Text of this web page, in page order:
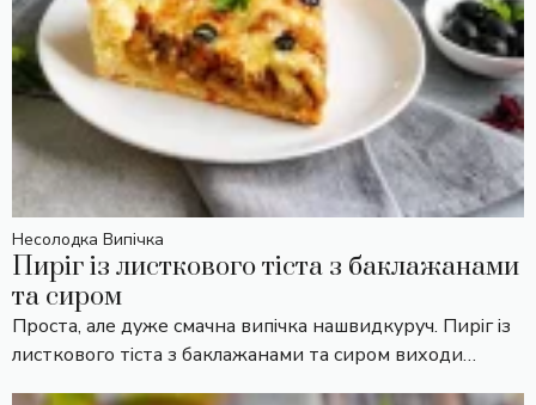
Несолодка Випічка
Пиріг із листкового тіста з баклажанами
та сиром
Проста, але дуже смачна випічка нашвидкуруч. Пиріг із
листкового тіста з баклажанами та сиром виходи…